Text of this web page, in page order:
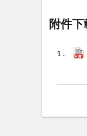
附件下